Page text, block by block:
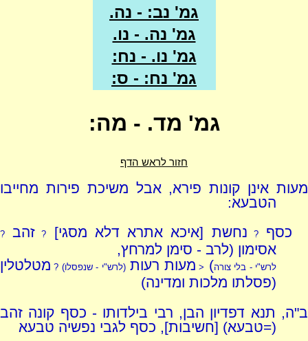
גמ' נב: - נה.
גמ' נה. - נו.
גמ' נו. - נח:
גמ' נח: - ס:
גמ' מד. - מה:
חזור לראש הדף
מעות אינן קונות פירא, אבל משיכת פירות מחייבו
הטבעא:
כסף? נחשת [איכא אתרא דלא מסגי] ? זהב ?
אסימון (לרב - סימן למרחץ,
לרש"י - בלי צורה)
< מעות רעות(לרש"י - שנפסלו) ? מטלטלין
(פסלתו מלכות ומדינה)
ב"ה, תנא דפדיון הבן, רבי בילדותו - כסף קונה זהב
(=טבעא) [חשיבות], כסף לגבי נפשיה טבעא